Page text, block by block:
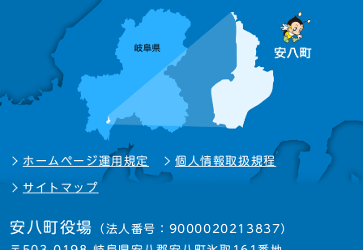
ホームページ運用規定 個人情報取扱規程
サイトマップ
安八町役場 （法人番号：9000020213837）